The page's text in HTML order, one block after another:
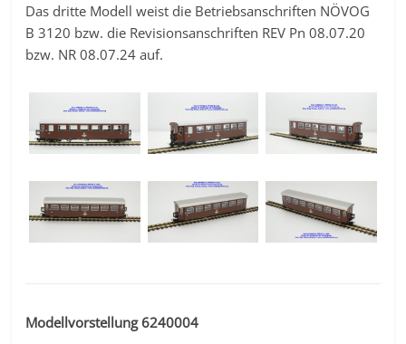
Das dritte Modell weist die Betriebsanschriften NÖVOG
B 3120 bzw. die Revisionsanschriften REV Pn 08.07.20
bzw. NR 08.07.24 auf.
Modellvorstellung 6240004